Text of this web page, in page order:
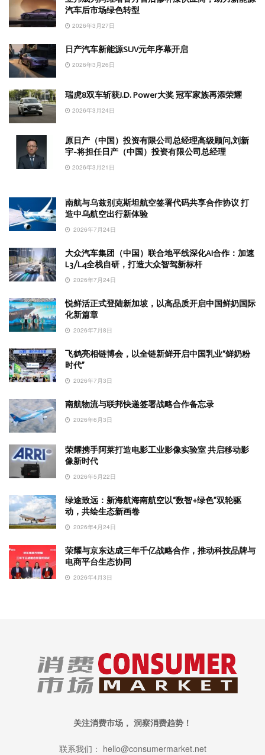
汽车后市场绿色转型
2026年3月27日
日产汽车新能源SUV元年序幕开启
2026年3月26日
瑞虎8双车斩获J.D. Power大奖 冠军家族再添荣耀
2026年3月24日
原日产（中国）投资有限公司总经理高级顾问,刘新
宇-将担任日产（中国）投资有限公司总经理
2026年3月21日
南航与乌兹别克斯坦航空签署代码共享合作协议 打
造中乌航空出行新体验
2026年7月24日
大众汽车集团（中国）联合地平线深化AI合作：加速
L3/L4全栈自研，打造大众智驾新标杆
2026年7月24日
悦鲜活正式登陆新加坡，以高品质开启中国鲜奶国际
化新篇章
2026年7月8日
飞鹤亮相链博会，以全链新鲜开启中国乳业“鲜奶粉
时代”
2026年7月3日
南航物流与联邦快递签署战略合作备忘录
2026年6月3日
荣耀携手阿莱打造电影工业影像实验室 共启移动影
像新时代
2026年5月22日
绿途致远：新海航海南航空以“数智+绿色”双轮驱
动，共绘生态新画卷
2026年4月24日
荣耀与京东达成三年千亿战略合作，推动科技品牌与
电商平台生态协同
2026年4月3日
关注消费市场， 洞察消费趋势！
联系我们： hello@consumermarket.net